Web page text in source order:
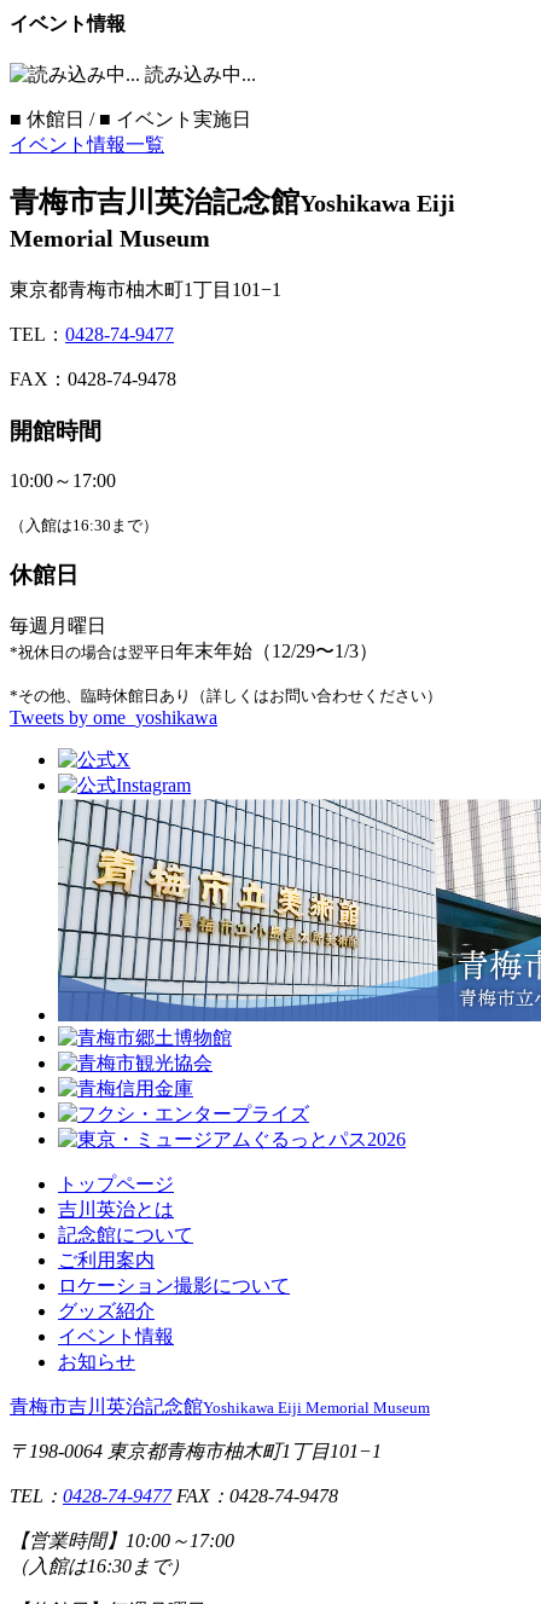
イベント情報
読み込み中...
■ 休館日 / ■ イベント実施日
イベント情報一覧
青梅市吉川英治記念館Yoshikawa Eiji
Memorial Museum
東京都青梅市柚木町1丁目101−1
TEL： 0428-74-9477
FAX：0428-74-9478
開館時間
10:00～17:00
（入館は16:30まで）
休館日
毎週月曜日
*祝休日の場合は翌平日 年末年始（12/29〜1/3）
*その他、臨時休館日あり（詳しくはお問い合わせください）
Tweets by ome_yoshikawa
トップページ
吉川英治とは
記念館について
ご利用案内
ロケーション撮影について
グッズ紹介
イベント情報
お知らせ
青梅市吉川英治記念館Yoshikawa Eiji Memorial Museum
〒198-0064 東京都青梅市柚木町1丁目101−1
TEL： 0428-74-9477FAX：0428-74-9478
【営業時間】 10:00～17:00
（入館は16:30まで）